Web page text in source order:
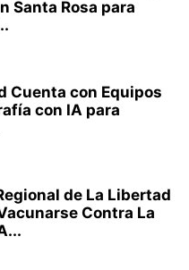
Santa Rosa para
Cuenta con Equipos
con IA para
de La Libertad
Contra La